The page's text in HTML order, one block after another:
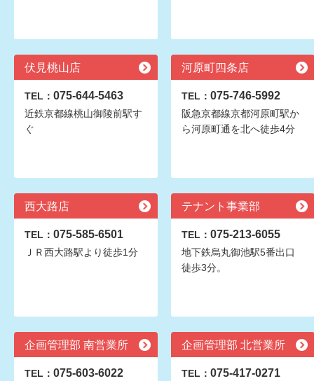
伏見桃山店
TEL： 075-644-5463
近鉄京都線桃山御陵前駅す
ぐ
河原町四条店
TEL： 075-746-5992
阪急京都線京都河原町駅か
ら河原町通を北へ徒歩4分
西大路店
TEL： 075-585-6501
ＪＲ西大路駅より徒歩1分
テナント事業部
TEL： 075-213-6055
地下鉄烏丸御池駅5番出口
徒歩3分。
企画管理部 南営業所
TEL： 075-603-6022
企画管理部 北営業所
TEL： 075-417-0271